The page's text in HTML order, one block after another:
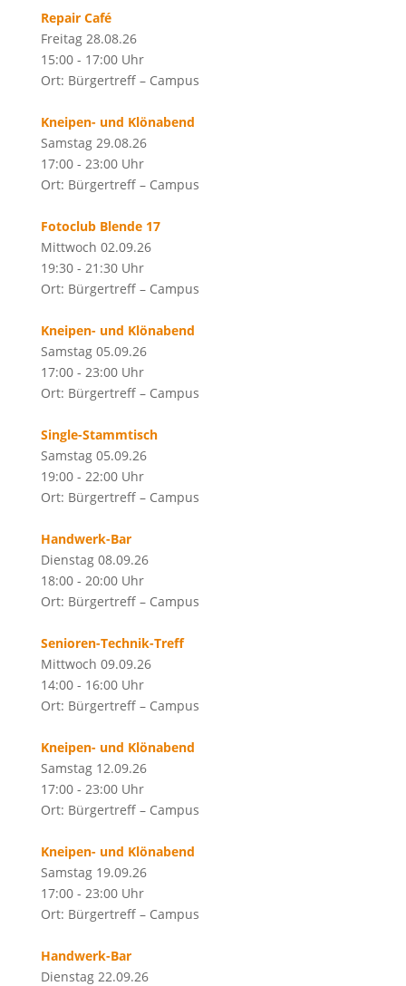
Repair Café
Freitag 28.08.26
15:00 - 17:00 Uhr
Ort: Bürgertreff – Campus
Kneipen- und Klönabend
Samstag 29.08.26
17:00 - 23:00 Uhr
Ort: Bürgertreff – Campus
Fotoclub Blende 17
Mittwoch 02.09.26
19:30 - 21:30 Uhr
Ort: Bürgertreff – Campus
Kneipen- und Klönabend
Samstag 05.09.26
17:00 - 23:00 Uhr
Ort: Bürgertreff – Campus
Single-Stammtisch
Samstag 05.09.26
19:00 - 22:00 Uhr
Ort: Bürgertreff – Campus
Handwerk-Bar
Dienstag 08.09.26
18:00 - 20:00 Uhr
Ort: Bürgertreff – Campus
Senioren-Technik-Treff
Mittwoch 09.09.26
14:00 - 16:00 Uhr
Ort: Bürgertreff – Campus
Kneipen- und Klönabend
Samstag 12.09.26
17:00 - 23:00 Uhr
Ort: Bürgertreff – Campus
Kneipen- und Klönabend
Samstag 19.09.26
17:00 - 23:00 Uhr
Ort: Bürgertreff – Campus
Handwerk-Bar
Dienstag 22.09.26